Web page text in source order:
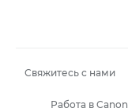
Свяжитесь с нами
Работа в Canon